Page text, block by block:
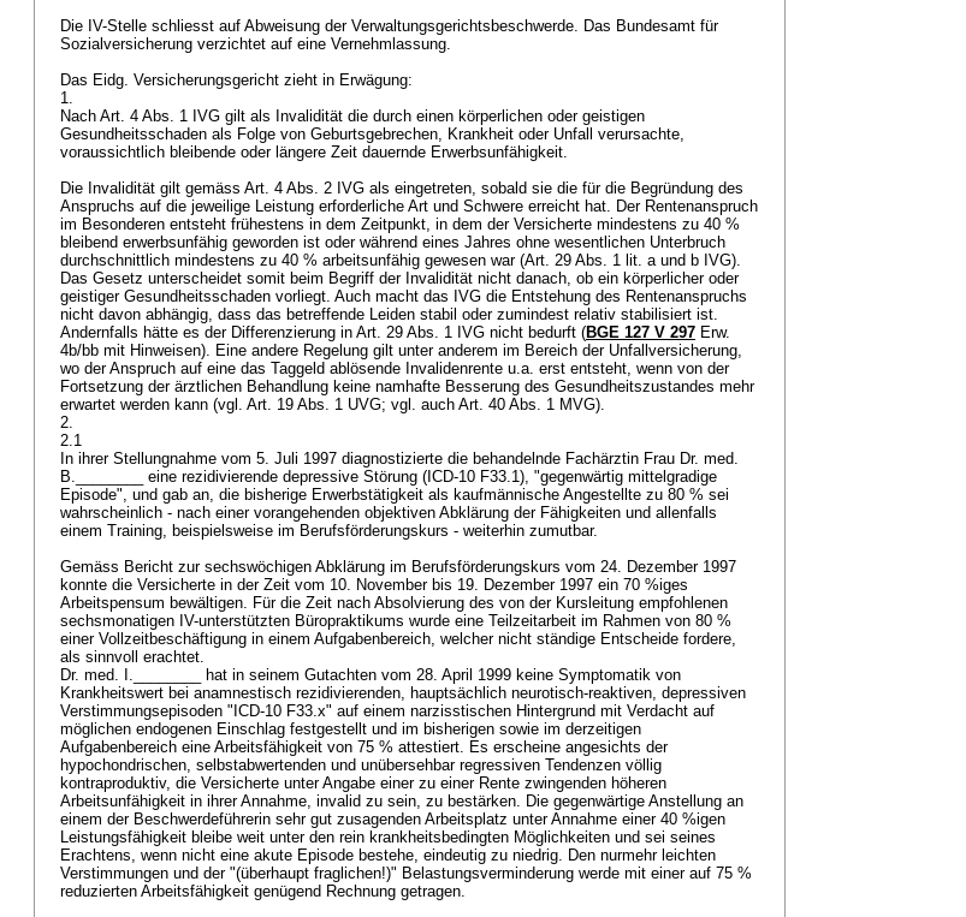
Die IV-Stelle schliesst auf Abweisung der Verwaltungsgerichtsbeschwerde. Das Bundesamt für
Sozialversicherung verzichtet auf eine Vernehmlassung.
Das Eidg. Versicherungsgericht zieht in Erwägung:
1.
Nach Art. 4 Abs. 1 IVG gilt als Invalidität die durch einen körperlichen oder geistigen
Gesundheitsschaden als Folge von Geburtsgebrechen, Krankheit oder Unfall verursachte,
voraussichtlich bleibende oder längere Zeit dauernde Erwerbsunfähigkeit.
Die Invalidität gilt gemäss Art. 4 Abs. 2 IVG als eingetreten, sobald sie die für die Begründung des
Anspruchs auf die jeweilige Leistung erforderliche Art und Schwere erreicht hat. Der Rentenanspruch
im Besonderen entsteht frühestens in dem Zeitpunkt, in dem der Versicherte mindestens zu 40 %
bleibend erwerbsunfähig geworden ist oder während eines Jahres ohne wesentlichen Unterbruch
durchschnittlich mindestens zu 40 % arbeitsunfähig gewesen war (Art. 29 Abs. 1 lit. a und b IVG).
Das Gesetz unterscheidet somit beim Begriff der Invalidität nicht danach, ob ein körperlicher oder
geistiger Gesundheitsschaden vorliegt. Auch macht das IVG die Entstehung des Rentenanspruchs
nicht davon abhängig, dass das betreffende Leiden stabil oder zumindest relativ stabilisiert ist.
Andernfalls hätte es der Differenzierung in Art. 29 Abs. 1 IVG nicht bedurft (BGE 127 V 297 Erw.
4b/bb mit Hinweisen). Eine andere Regelung gilt unter anderem im Bereich der Unfallversicherung,
wo der Anspruch auf eine das Taggeld ablösende Invalidenrente u.a. erst entsteht, wenn von der
Fortsetzung der ärztlichen Behandlung keine namhafte Besserung des Gesundheitszustandes mehr
erwartet werden kann (vgl. Art. 19 Abs. 1 UVG; vgl. auch Art. 40 Abs. 1 MVG).
2.
2.1
In ihrer Stellungnahme vom 5. Juli 1997 diagnostizierte die behandelnde Fachärztin Frau Dr. med.
B.________ eine rezidivierende depressive Störung (ICD-10 F33.1), "gegenwärtig mittelgradige
Episode", und gab an, die bisherige Erwerbstätigkeit als kaufmännische Angestellte zu 80 % sei
wahrscheinlich - nach einer vorangehenden objektiven Abklärung der Fähigkeiten und allenfalls
einem Training, beispielsweise im Berufsförderungskurs - weiterhin zumutbar.
Gemäss Bericht zur sechswöchigen Abklärung im Berufsförderungskurs vom 24. Dezember 1997
konnte die Versicherte in der Zeit vom 10. November bis 19. Dezember 1997 ein 70 %iges
Arbeitspensum bewältigen. Für die Zeit nach Absolvierung des von der Kursleitung empfohlenen
sechsmonatigen IV-unterstützten Büropraktikums wurde eine Teilzeitarbeit im Rahmen von 80 %
einer Vollzeitbeschäftigung in einem Aufgabenbereich, welcher nicht ständige Entscheide fordere,
als sinnvoll erachtet.
Dr. med. I.________ hat in seinem Gutachten vom 28. April 1999 keine Symptomatik von
Krankheitswert bei anamnestisch rezidivierenden, hauptsächlich neurotisch-reaktiven, depressiven
Verstimmungsepisoden "ICD-10 F33.x" auf einem narzisstischen Hintergrund mit Verdacht auf
möglichen endogenen Einschlag festgestellt und im bisherigen sowie im derzeitigen
Aufgabenbereich eine Arbeitsfähigkeit von 75 % attestiert. Es erscheine angesichts der
hypochondrischen, selbstabwertenden und unübersehbar regressiven Tendenzen völlig
kontraproduktiv, die Versicherte unter Angabe einer zu einer Rente zwingenden höheren
Arbeitsunfähigkeit in ihrer Annahme, invalid zu sein, zu bestärken. Die gegenwärtige Anstellung an
einem der Beschwerdeführerin sehr gut zusagenden Arbeitsplatz unter Annahme einer 40 %igen
Leistungsfähigkeit bleibe weit unter den rein krankheitsbedingten Möglichkeiten und sei seines
Erachtens, wenn nicht eine akute Episode bestehe, eindeutig zu niedrig. Den nurmehr leichten
Verstimmungen und der "(überhaupt fraglichen!)" Belastungsverminderung werde mit einer auf 75 %
reduzierten Arbeitsfähigkeit genügend Rechnung getragen.